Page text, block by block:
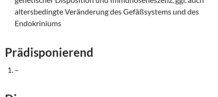
altersbedingte Veränderung des Gefäßsystems und des
Endokriniums
Prädisponierend
–